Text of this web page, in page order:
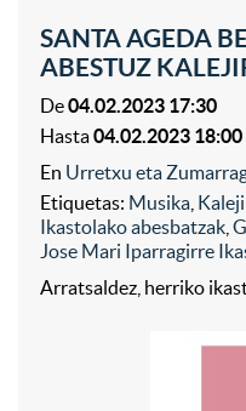
SANTA AGEDA
ABESTUZ
De04.02.2023 17:30
Hasta04.02.2023 18:00
En Urretxu eta
Etiquetas: Musika
Ikastolako abesbatzak
Jose Mari Iparragirre
Arratsaldez, herriko